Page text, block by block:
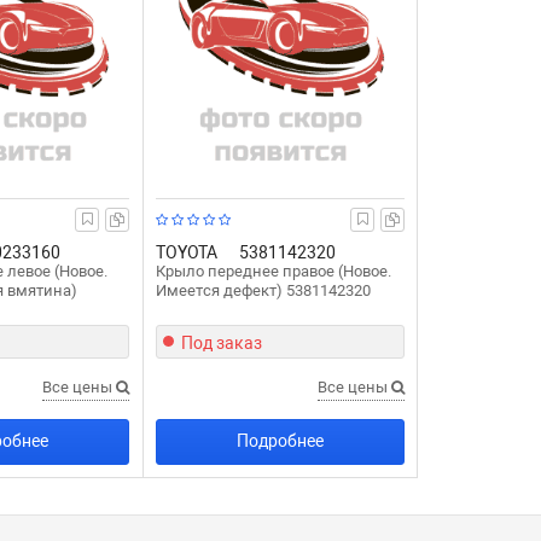
(Новое.
вмятина)
Все цены
TOYOTA 5381142320
Крыло переднее правое (Новое.
Имеется дефект) 5381142320
Под заказ
Все цены
Подробнее